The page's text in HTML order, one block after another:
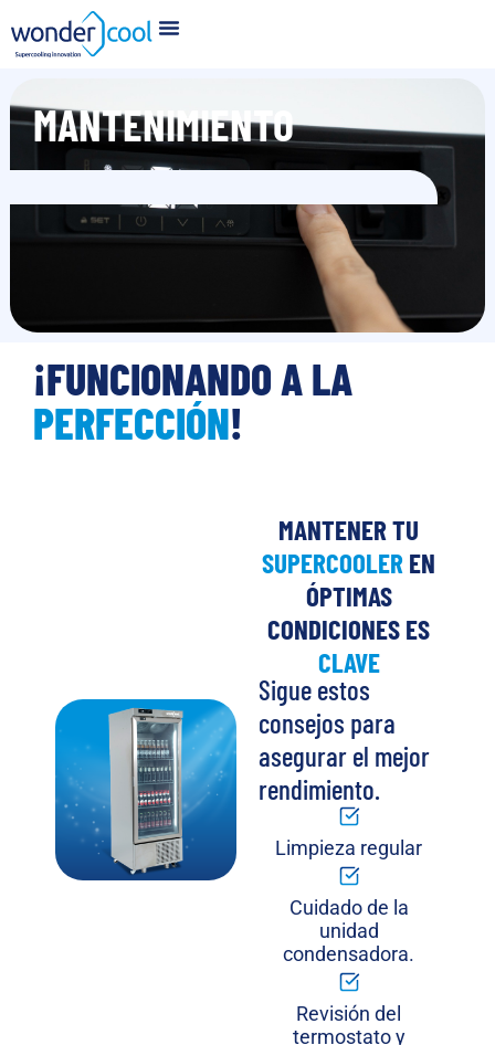
MANTENIMIENTO
¡FUNCIONANDO A LA
PERFECCIÓN!
MANTENER TU
SUPERCOOLER EN
ÓPTIMAS
CONDICIONES ES
CLAVE
Sigue estos
consejos para
asegurar el mejor
rendimiento.
Limpieza regular
Cuidado de la
unidad
condensadora.
Revisión del
termostato y